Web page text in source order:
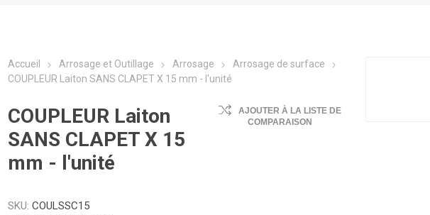
Accueil Arrosage et Outillage Arrosage
Arrosage de surface
COUPLEUR Laiton SANS CLAPET X 15 mm - l'unité
COUPLEUR Laiton
SANS CLAPET X 15
mm - l'unité
AJOUTER À LA LISTE DE
COMPARAISON
SKU: COULSSC15